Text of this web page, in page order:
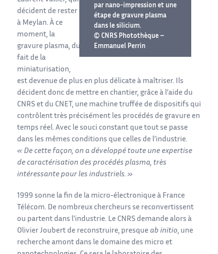
par nano-impression et une
étape de gravure plasma
dans le silicium.
© CNRS Photothèque –
Emmanuel Perrin
décident de rester
à Meylan. À ce
moment, la
gravure plasma, du
fait de la
miniaturisation,
est devenue de plus en plus délicate à maîtriser. Ils
décident donc de mettre en chantier, grâce à l’aide du
CNRS et du CNET, une machine truffée de dispositifs qui
contrôlent très précisément les procédés de gravure en
temps réel. Avec le souci constant que tout se passe
dans les mêmes conditions que celles de l’industrie.
« De cette façon, on a développé toute une expertise
de caractérisation des procédés plasma, très
intéressante pour les industriels. »
1999 sonne la fin de la micro-électronique à France
Télécom. De nombreux chercheurs se reconvertissent
ou partent dans l’industrie. Le CNRS demande alors à
Olivier Joubert de reconstruire, presque ab initio, une
recherche amont dans le domaine des micro et